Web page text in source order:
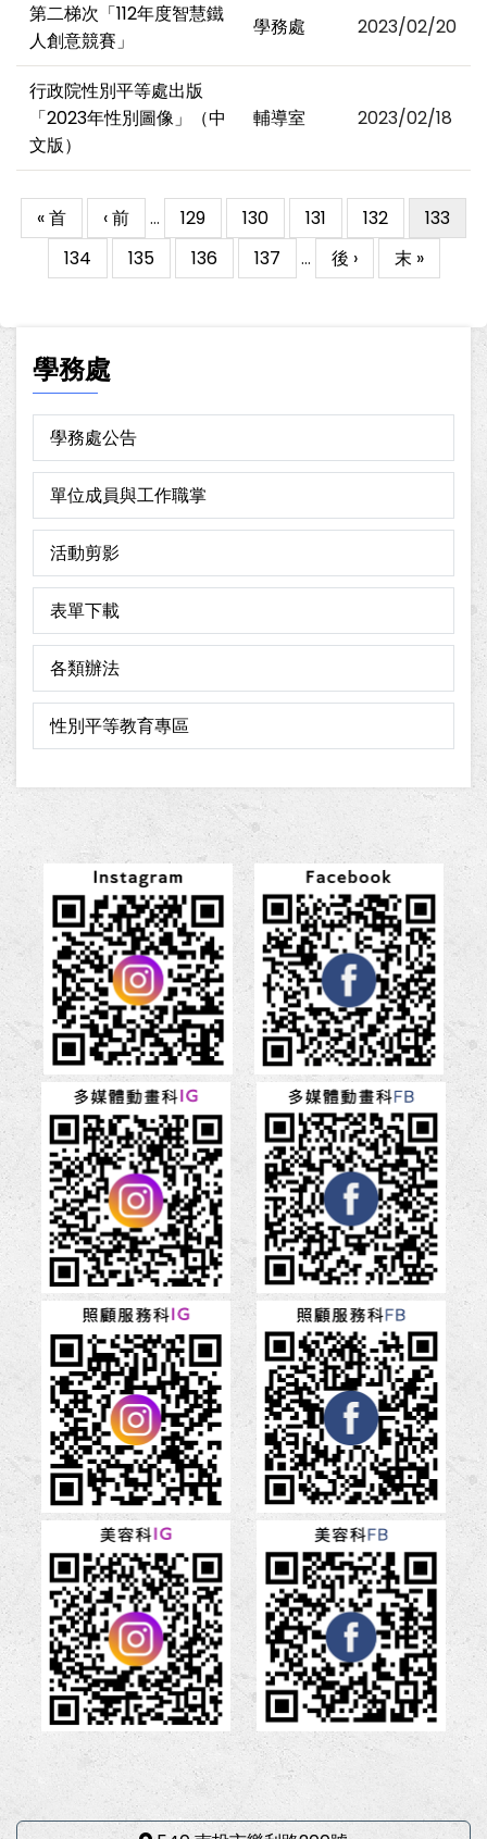
第二梯次「112年度智慧鐵
人創意競賽」
學務處 2023/02/20
行政院性別平等處出版
「2023年性別圖像」（中
文版）
輔導室 2023/02/18
Pagination
First
page
« 首
Previous
page
‹ 前 … Page
129 Page
130 Page
131 Page
132
目
前
頁
133
Page
134 Page
135 Page
136 Page
137 …
下
一
後 ›
Last
page
末 »
學務處
學務處公告
單位成員與工作職掌
活動剪影
表單下載
各類辦法
性別平等教育專區